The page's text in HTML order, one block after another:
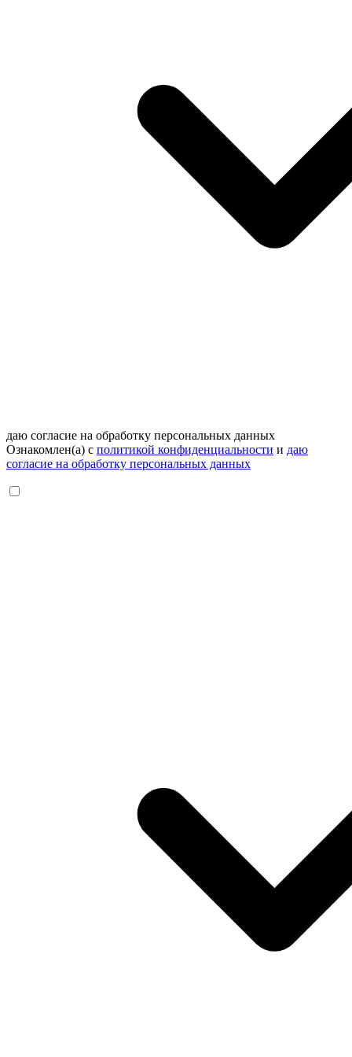
даю согласие на обработку персональных данных
Ознакомлен(а) с политикой конфиденциальности и даю
согласие на обработку персональных данных